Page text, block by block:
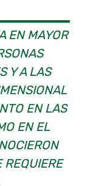
EN MAYOR
Y A LAS
EN LAS
EN EL
REQUIERE